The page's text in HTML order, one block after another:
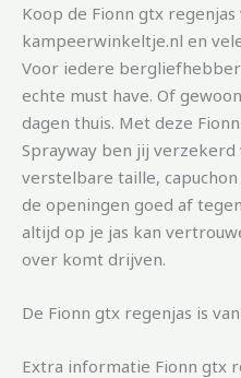
Koop de Fionn gtx
kampeerwinkeltje.nl en
Voor iedere bergliefhebber
echte must have. Of
dagen thuis. Met deze
Sprayway ben jij verzekerd
verstelbare taille,
de openingen goed af
altijd op je jas kan
over komt drijven.
De Fionn gtx regenjas is
Extra informatie Fionn gtx